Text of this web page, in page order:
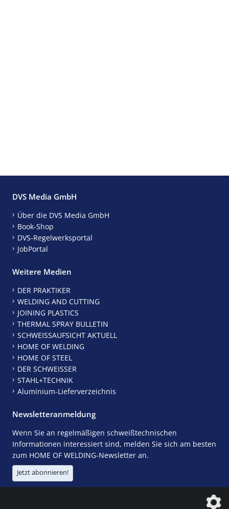
DVS Media GmbH
Über die DVS Media GmbH
Book-Shop
DVS-Regelwerksportal
JobPortal
Weitere Medien
DER PRAKTIKER
WELDING AND CUTTING
JOINING PLASTICS
THERMAL SPRAY BULLETIN
SCHWEISSAUFSICHT AKTUELL
HOME OF WELDING
HOME OF STEEL
DER SCHWEISSER
STAHL+TECHNIK
Aluminium-Lieferverzeichnis
Newsletteranmeldung
Wenn Sie an regelmäßigen schweißtechnischen
Informationen interessiert sind, melden Sie sich am besten
zum HOME OF WELDING-Newsletter an.
Jetzt abonnieren!